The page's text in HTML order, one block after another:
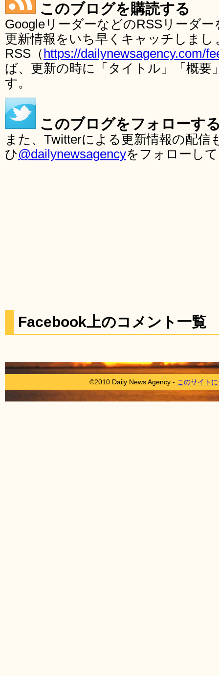
このブログを購読する
GoogleリーダーなどのRSSリーダ
更新情報をいち早くキャッチしま
RSS（ https://dailynewsagency.com/
ば、更新の時に「タイトル」「概要
す。
このブログをフォローす
また、Twitterによる更新情報の配
ひ@dailynewsagencyをフォローし
Facebook上のコメント一覧
©2010 Daily News Agency - このサイト